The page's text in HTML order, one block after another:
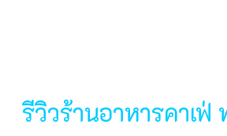
รีวิวร้านอาหารคาเฟ่